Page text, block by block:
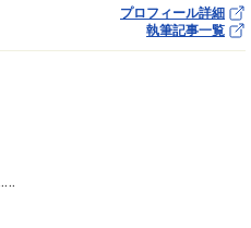
プロフィール詳細
執筆記事一覧